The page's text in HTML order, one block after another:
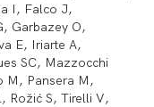
I, Falco J,
Garbazey O,
E, Iriarte A,
SC, Mazzocchi
M, Pansera M,
Rožić S, Tirelli V,